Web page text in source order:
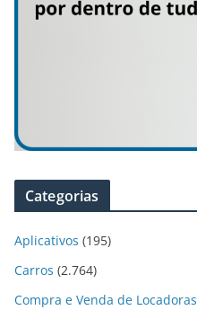
Categorias
Aplicativos (195)
Carros (2.764)
Compra e Venda de Locadoras